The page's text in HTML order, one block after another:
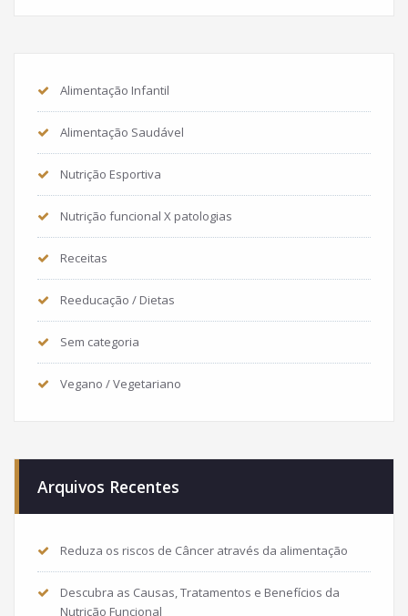
Alimentação Infantil
Alimentação Saudável
Nutrição Esportiva
Nutrição funcional X patologias
Receitas
Reeducação / Dietas
Sem categoria
Vegano / Vegetariano
Arquivos Recentes
Reduza os riscos de Câncer através da alimentação
Descubra as Causas, Tratamentos e Benefícios da
Nutrição Funcional